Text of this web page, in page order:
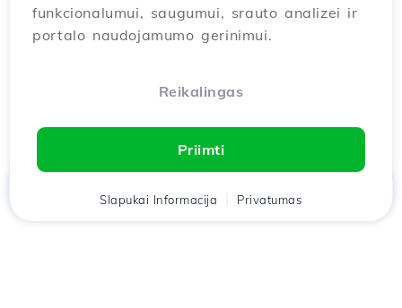
funkcionalumui, saugumui, srauto analizei ir
portalo naudojamumo gerinimui.
Reikalingas
Priimti
Slapukai Informacija Privatumas
Klientas Krepšelis Pokalbis